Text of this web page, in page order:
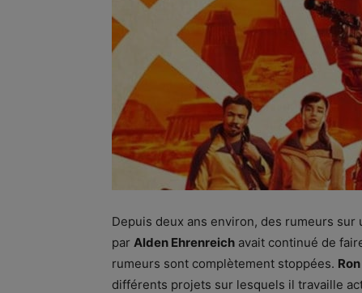
Depuis deux ans environ, des rumeurs
par Alden Ehrenreich avait continué de
rumeurs sont complètement stoppées.
différents projets sur lesquels il travaille